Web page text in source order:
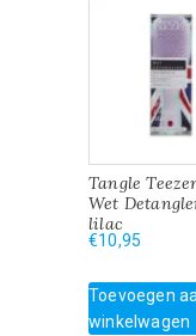
Tangle
Wet
lilac
€10,95
Toevoegen
winkelwagen